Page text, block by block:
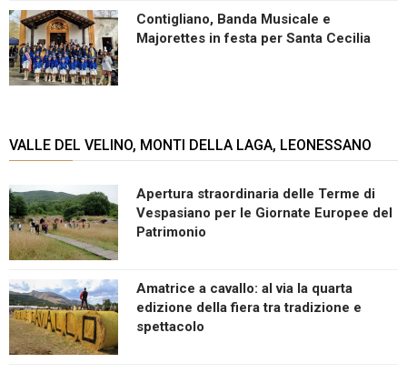
Contigliano, Banda Musicale e
Majorettes in festa per Santa Cecilia
VALLE DEL VELINO, MONTI DELLA LAGA, LEONESSANO
Apertura straordinaria delle Terme di
Vespasiano per le Giornate Europee del
Patrimonio
Amatrice a cavallo: al via la quarta
edizione della fiera tra tradizione e
spettacolo